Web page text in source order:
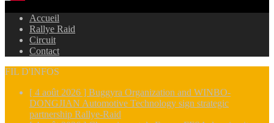
Accueil
Rallye Raid
Circuit
Contact
FIL D'INFOS
[ 4 août 2026 ] Buggyra Organization and WINBO-
DONGJIAN Automotive Technology sign strategic
partnership Rallye-Raid